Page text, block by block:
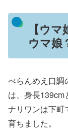
【ウ
ウマ娘
べらんめえ口調
は、身長139cm
ナリワンは下町
育ちました。